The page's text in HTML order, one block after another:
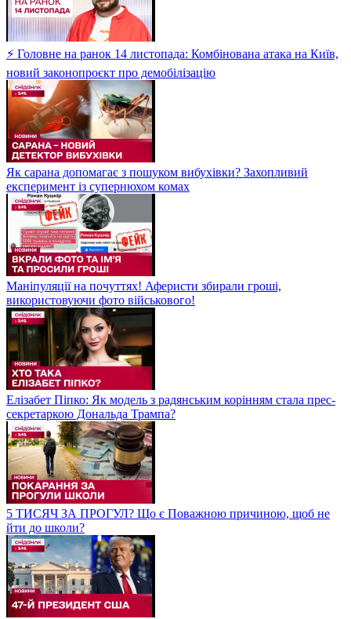
⚡ Головне на ранок 14 листопада: Комбінована атака на Київ,
новий законопроєкт про демобілізацію
Як сарана допомагає з пошуком вибухівки? Захопливий
експеримент із супернюхом комах
Маніпуляції на почуттях! Аферисти збирали гроші,
використовуючи фото військового!
Елізабет Піпко: Як модель з радянським корінням стала прес-
секретаркою Дональда Трампа?
5 ТИСЯЧ ЗА ПРОГУЛ? Що є Поважною причиною, щоб не
йти до школи?